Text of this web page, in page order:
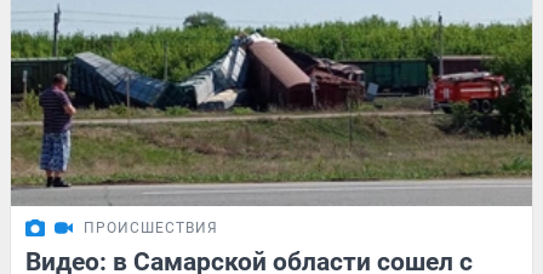
ПРОИСШЕСТВИЯ
Видео: в Самарской области сошел с